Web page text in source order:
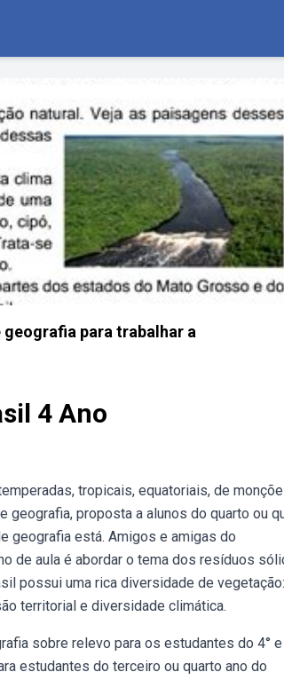
para trabalhar a
4 Ano
tropicais, equatoriais, de
geografia, proposta a alunos do quarto ou
geografia está. Amigos e amigas do
de aula é abordar o tema dos resíduos
possui uma rica diversidade de vegetação:
territorial e diversidade climática.
sobre relevo para os estudantes do 4° e
estudantes do terceiro ou quarto ano do